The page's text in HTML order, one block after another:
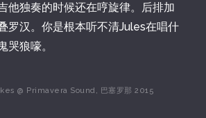
他独奏的时候还在哼旋律。后排加
罗汉。你是根本听不清Jules在唱什
哭狼嚎。
@ Primavera Sound, 巴塞罗那 2015